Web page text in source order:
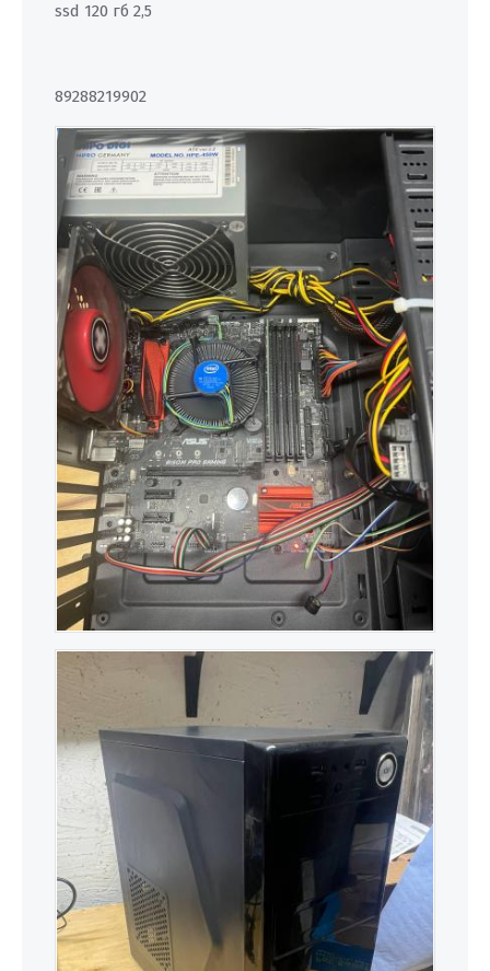
ssd 120 гб 2,5
89288219902